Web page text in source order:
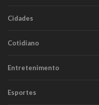
Cidades
Cotidiano
Entretenimento
Esportes